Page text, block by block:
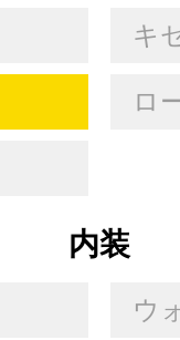
キ
ロ
内装
ウ